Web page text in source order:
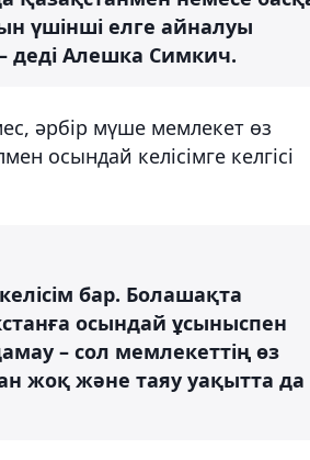
үшінші елге айналуы
деді Алешка Симкич.
әрбір мүше мемлекет өз
осындай келісімге келгісі
бар. Болашақта
осындай ұсыныспен
– сол мемлекеттің өз
жоқ және таяу уақытта да